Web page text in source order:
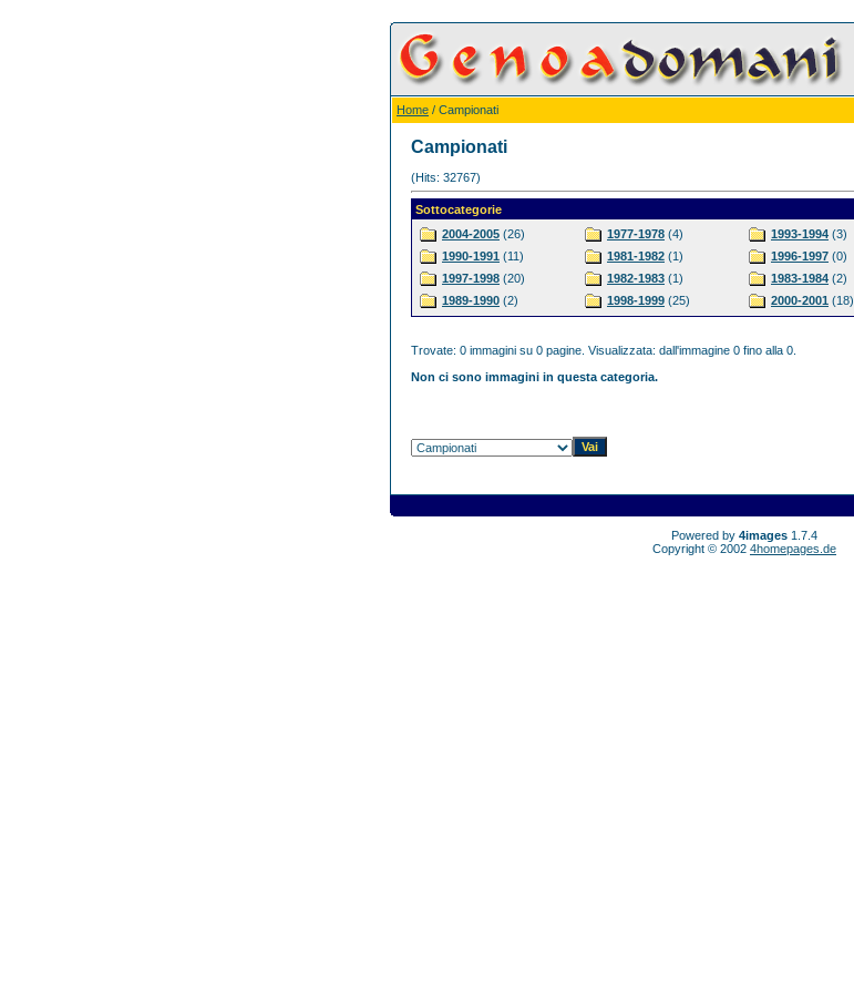
Home / Campionati
Campionati
(Hits: 32767)
Sottocategorie
2004-2005 (26)
1990-1991 (11)
1997-1998 (20)
1989-1990 (2)
1977-1978 (4)
1981-1982 (1)
1982-1983 (1)
1998-1999 (25)
1993-1994 (3)
1996-1997 (0)
1983-1984 (2)
2000-2001 (18)
Trovate: 0 immagini su 0 pagine. Visualizzata: dall'immagine 0 fino alla 0.
Non ci sono immagini in questa categoria.
Powered by 4images 1.7.4
Copyright © 2002 4homepages.de